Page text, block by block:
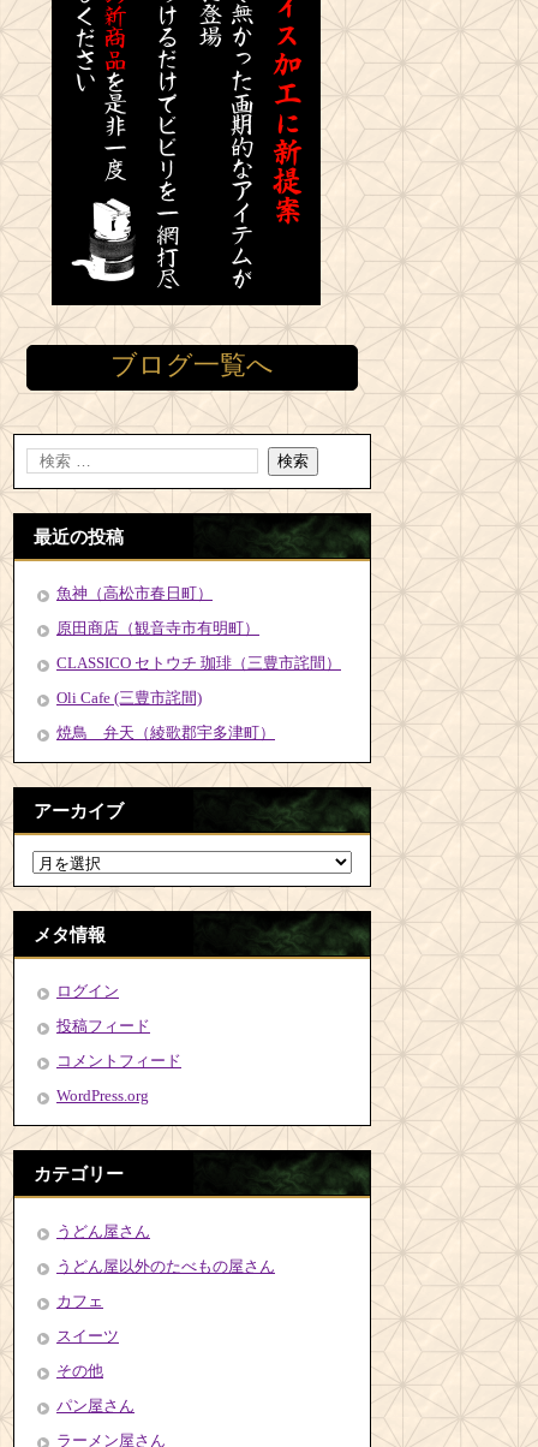
ブログ一覧へ
最近の投稿
魚神（高松市春日町）
原田商店（観音寺市有明町）
CLASSICO セトウチ 珈琲（三豊市詫間）
Oli Cafe (三豊市詫間)
焼鳥 弁天（綾歌郡宇多津町）
アーカイブ
メタ情報
ログイン
投稿フィード
コメントフィード
WordPress.org
カテゴリー
うどん屋さん
うどん屋以外のたべもの屋さん
カフェ
スイーツ
その他
パン屋さん
ラーメン屋さん